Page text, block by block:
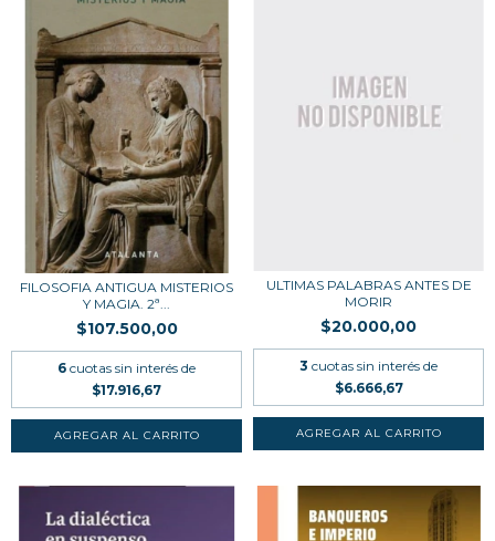
FILOSOFIA ANTIGUA MISTERIOS
Y MAGIA. 2ª...
$107.500,00
6 cuotas sin interés de
$17.916,67
ULTIMAS PALABRAS ANTES DE
MORIR
$20.000,00
3 cuotas sin interés de
$6.666,67